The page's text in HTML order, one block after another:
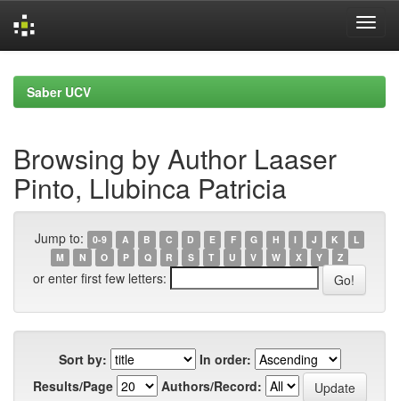
navigationSaber UCV
Browsing by Author Laaser
Pinto, Llubinca Patricia
Jump to: 0-9 A B C D E F G H I J K
L
M
N O P Q R S T U V W X Y Z
or enter first few letters:
Sort by:
In order:
Results/Page
Authors/Record: